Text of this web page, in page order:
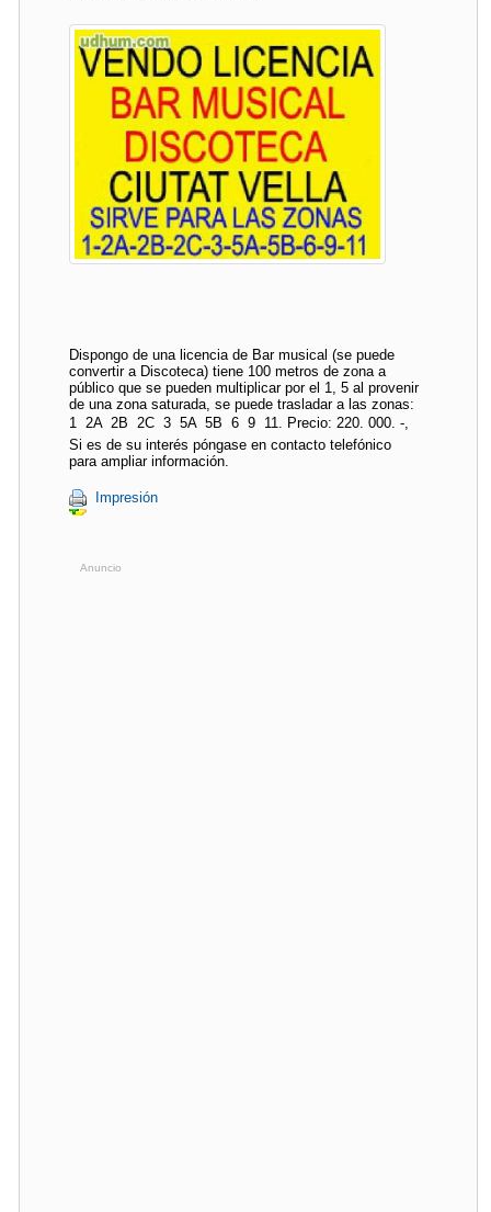
Dispongo de una licencia de Bar musical (se puede
convertir a Discoteca) tiene 100 metros de zona a
público que se pueden multiplicar por el 1, 5 al provenir
de una zona saturada, se puede trasladar a las zonas:
1  2A  2B  2C  3  5A  5B  6  9  11. Precio: 220. 000. -,
Si es de su interés póngase en contacto telefónico
para ampliar información.
Impresión
Anuncio